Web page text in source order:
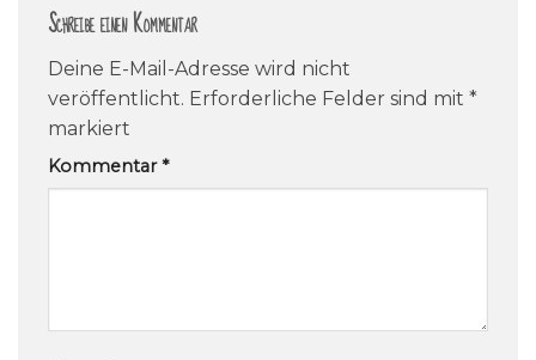
Schreibe einen Kommentar
Deine E-Mail-Adresse wird nicht
veröffentlicht. Erforderliche Felder sind mit *
markiert
Kommentar*